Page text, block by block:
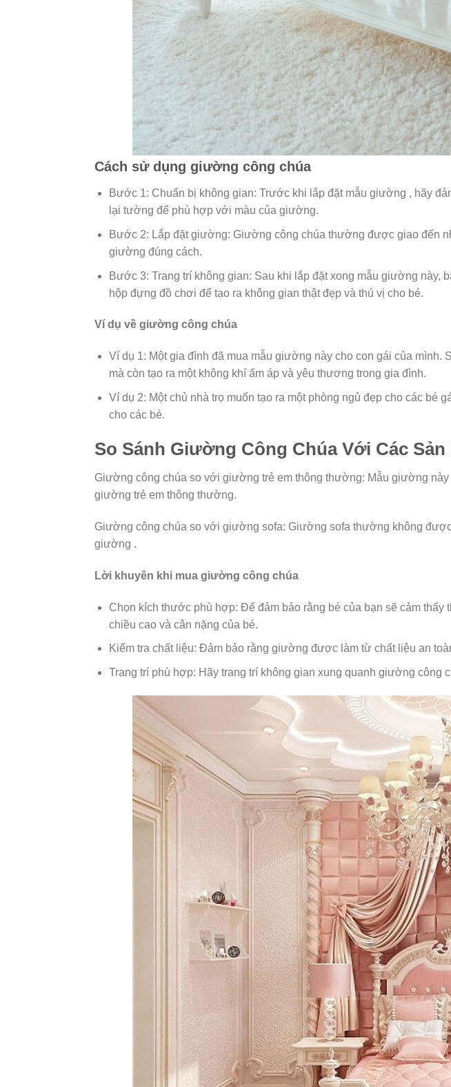
Cách sử dụng giường công chúa
Bước 1: Chuẩn bị không gian: Trước khi lắp đặt mẫu giường , hãy
lại tường để phù hợp với màu của giường.
Bước 2: Lắp đặt giường: Giường công chúa thường được giao đến
giường đúng cách.
Bước 3: Trang trí không gian: Sau khi lắp đặt xong mẫu giường này,
hộp đựng đồ chơi để tạo ra không gian thật đẹp và thú vị cho bé.
Ví dụ về giường công chúa
Ví dụ 1: Một gia đình đã mua mẫu giường này cho con gái của mình.
mà còn tạo ra một không khí ấm áp và yêu thương trong gia đình.
Ví dụ 2: Một chủ nhà trọ muốn tạo ra một phòng ngủ đẹp cho các bé
cho các bé.
So Sánh Giường Công Chúa Với Các Sản
Giường công chúa so với giường trẻ em thông thường: Mẫu giường
giường trẻ em thông thường.
Giường công chúa so với giường sofa: Giường sofa thường không
giường .
Lời khuyên khi mua giường công chúa
Chọn kích thước phù hợp: Để đảm bảo rằng bé của bạn sẽ cảm
chiều cao và cân nặng của bé.
Kiểm tra chất liệu: Đảm bảo rằng giường được làm từ chất liệu an
Trang trí phù hợp: Hãy trang trí không gian xung quanh giường công